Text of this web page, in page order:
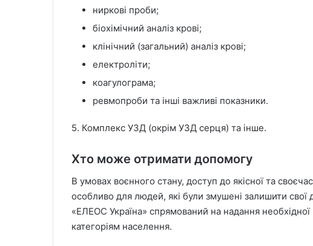
ниркові проби;
біохімічний аналіз крові;
клінічний (загальний) аналіз крові;
електроліти;
коагулограма;
ревмопроби та інші важливі показники.
5. Комплекс УЗД (окрім УЗД серця) та інше.
Хто може отримати допомогу
В умовах воєнного стану, доступ до якісної та
особливо для людей, які були змушені залишити свої
«ЕЛЕОС Україна» спрямований на надання
категоріям населення.